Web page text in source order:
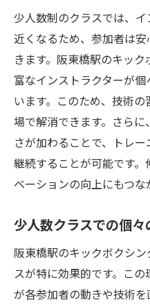
少人数制のクラスでは、
近くなるため、参加者は
きます。阪東橋駅のキッ
富なインストラクターが
います。このため、技術
場で解消できます。さら
さが加わることで、トレ
継続することが可能です
ベーションの向上にもつな
少人数クラスでの個
阪東橋駅のキックボクシ
スが特に効果的です。こ
が各参加者の動きや技術